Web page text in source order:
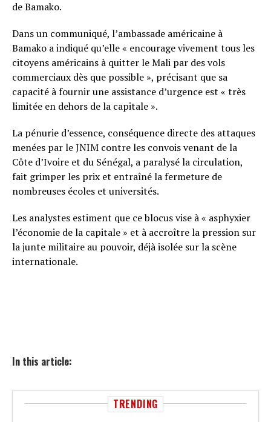
de Bamako.
Dans un communiqué, l’ambassade américaine à
Bamako a indiqué qu’elle « encourage vivement tous les
citoyens américains à quitter le Mali par des vols
commerciaux dès que possible », précisant que sa
capacité à fournir une assistance d’urgence est « très
limitée en dehors de la capitale ».
La pénurie d’essence, conséquence directe des attaques
menées par le JNIM contre les convois venant de la
Côte d’Ivoire et du Sénégal, a paralysé la circulation,
fait grimper les prix et entraîné la fermeture de
nombreuses écoles et universités.
Les analystes estiment que ce blocus vise à « asphyxier
l’économie de la capitale » et à accroître la pression sur
la junte militaire au pouvoir, déjà isolée sur la scène
internationale.
In this article:
TRENDING